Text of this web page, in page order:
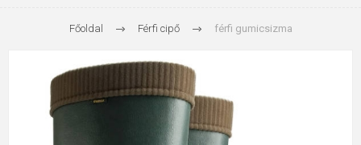
Főoldal Férfi cipő férfi gumicsizma